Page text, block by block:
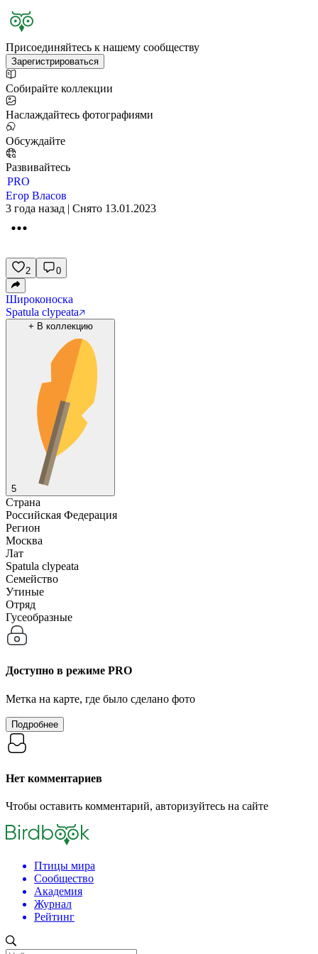
Присоединяйтесь к нашему сообществу
Зарегистрироваться
Собирайте коллекции
Наслаждайтесь фотографиями
Обсуждайте
Развивайтесь
PRO
Егор Власов
3 года назад | Снято 13.01.2023
2 0
Широконоска
Spatula clypeata
+ В коллекцию
5
Страна
Российская Федерация
Регион
Москва
Лат
Spatula clypeata
Семейство
Утиные
Отряд
Гусеобразные
Доступно в режиме PRO
Метка на карте, где было сделано фото
Подробнее
Нет комментариев
Чтобы оставить комментарий, авторизуйтесь на сайте
Птицы мира
Сообщество
Академия
Журнал
Рейтинг